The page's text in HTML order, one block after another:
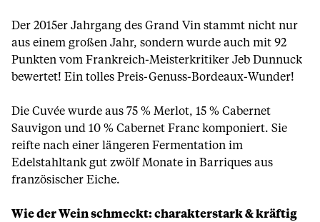
Der 2015er Jahrgang des Grand Vin stammt nicht nur
aus einem großen Jahr, sondern wurde auch mit 92
Punkten vom Frankreich-Meisterkritiker Jeb Dunnuck
bewertet! Ein tolles Preis-Genuss-Bordeaux-Wunder!
Die Cuvée wurde aus 75 % Merlot, 15 % Cabernet
Sauvigon und 10 % Cabernet Franc komponiert. Sie
reifte nach einer längeren Fermentation im
Edelstahltank gut zwölf Monate in Barriques aus
französischer Eiche.
Wie der Wein schmeckt: charakterstark & kräftig